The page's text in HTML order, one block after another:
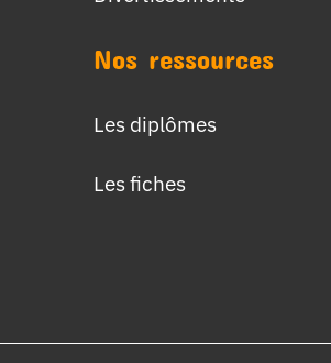
Nos ressources
Les diplômes
Les fiches